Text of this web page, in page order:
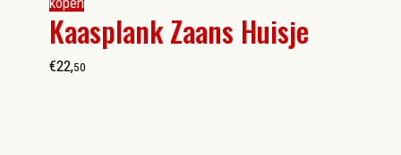
Kaasplank Zaans Huisje
€22,50